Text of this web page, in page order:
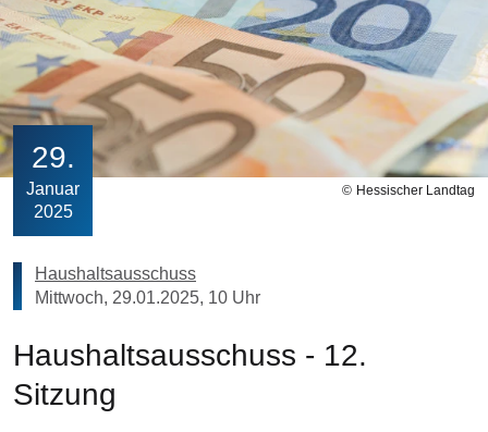
Hessischer Landtag
29
Januar
2025
Haushaltsausschuss
Mittwoch, 29.01.2025, 10 Uhr
Haushaltsausschuss - 12.
Sitzung